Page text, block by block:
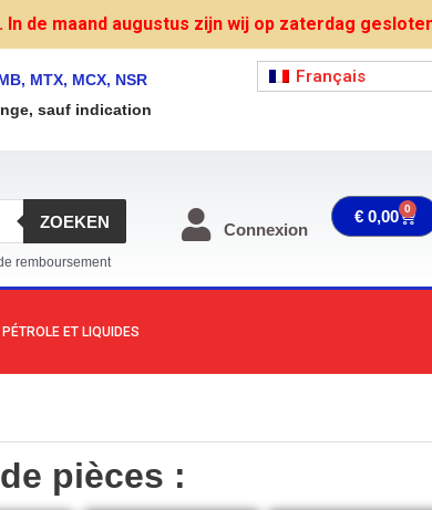
de maand augustus zijn wij op zaterdag
MTX, MCX, NSR
sauf indication
Français
ZOEKEN
remboursement
Connexion
€ 0,00 0
PÉTROLE ET LIQUIDES
pièces :